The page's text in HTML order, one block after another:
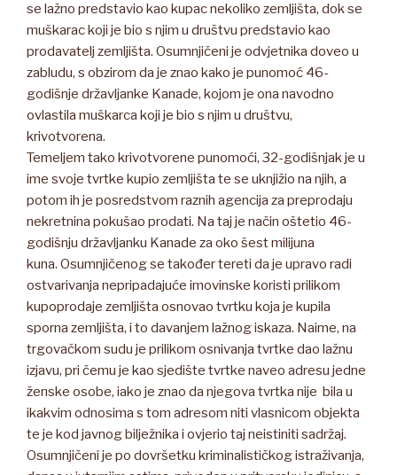
se lažno predstavio kao kupac nekoliko zemljišta, dok se
muškarac koji je bio s njim u društvu predstavio kao
prodavatelj zemljišta. Osumnjičeni je odvjetnika doveo u
zabludu, s obzirom da je znao kako je punomoć 46-
godišnje državljanke Kanade, kojom je ona navodno
ovlastila muškarca koji je bio s njim u društvu,
krivotvorena.
Temeljem tako krivotvorene punomoći, 32-godišnjak je u
ime svoje tvrtke kupio zemljišta te se uknjižio na njih, a
potom ih je posredstvom raznih agencija za preprodaju
nekretnina pokušao prodati. Na taj je način oštetio 46-
godišnju državljanku Kanade za oko šest milijuna
kuna. Osumnjičenog se također tereti da je upravo radi
ostvarivanja nepripadajuće imovinske koristi prilikom
kupoprodaje zemljišta osnovao tvrtku koja je kupila
sporna zemljišta, i to davanjem lažnog iskaza. Naime, na
trgovačkom sudu je prilikom osnivanja tvrtke dao lažnu
izjavu, pri čemu je kao sjedište tvrtke naveo adresu jedne
ženske osobe, iako je znao da njegova tvrtka nije bila u
ikakvim odnosima s tom adresom niti vlasnicom objekta
te je kod javnog bilježnika i ovjerio taj neistiniti sadržaj.
Osumnjičeni je po dovršetku kriminalističkog istraživanja,